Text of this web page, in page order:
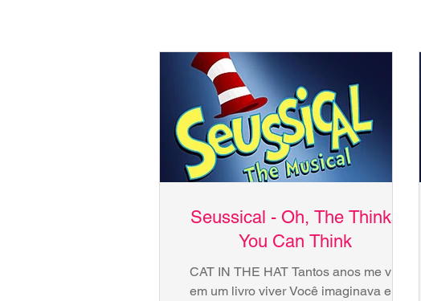
Seussical - Oh, The Thinks
You Can Think
CAT IN THE HAT Tantos anos me viu
em um livro viver Você imaginava em